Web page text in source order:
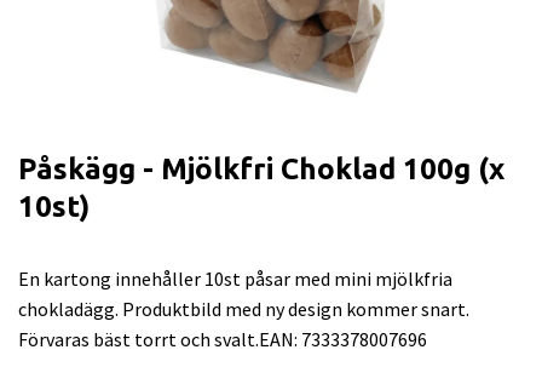
Påskägg - Mjölkfri Choklad 100g (x
10st)
En kartong innehåller 10st påsar med mini mjölkfria
chokladägg. Produktbild med ny design kommer snart.
Förvaras bäst torrt och svalt.EAN: 7333378007696